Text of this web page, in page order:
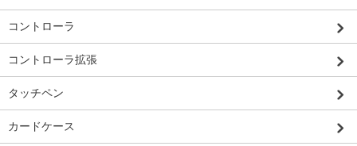
コントローラ
コントローラ拡張
タッチペン
カードケース